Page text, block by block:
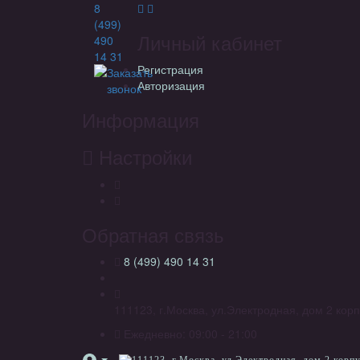
8
(499)
490
14 31
Заказать
звонок
Регистрация
Авторизация
8 (499) 490 14 31